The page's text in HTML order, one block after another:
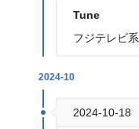
Tune
フジテレビ
2024-10
2024-10-18